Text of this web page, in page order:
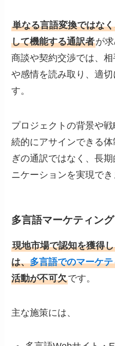
単なる言語変換ではな
して機能する通訳者が
商談や契約交渉では、
や感情を読み取り、適
す。
プロジェクトの背景や
続的にアサインできる
ぎの通訳ではなく、長
ニケーションを実現でき
多言語マーケティン
現地市場で認知を獲得
は、多言語でのマーケ
活動が不可欠です。
主な施策には、